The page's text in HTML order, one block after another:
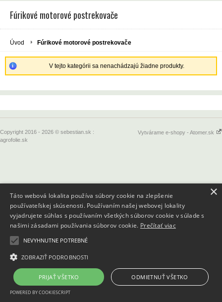
Fúrikové motorové postrekovače
Úvod Fúrikové motorové postrekovače
V tejto kategórii sa nenachádzajú žiadne produkty.
Copyright 2016 - 2026 © sebestian.sk :
agrofolie.sk
Vytvárame e-shopy - Atomer.sk
×
Táto webová lokalita používa súbory cookie na zlepšenie
používateľskej skúsenosti. Používaním našej webovej lokality
vyjadrujete súhlas s používaním všetkých súborov cookie v súlade s
našimi zásadami používania súborov cookie. Prečítať viac
NEVYHNUTNE POTREBNÉ
ZOBRAZIŤ PODROBNOSTI
PRIJAŤ VŠETKO ODMIETNUŤ VŠETKO
POWERED BY COOKIESCRIPT